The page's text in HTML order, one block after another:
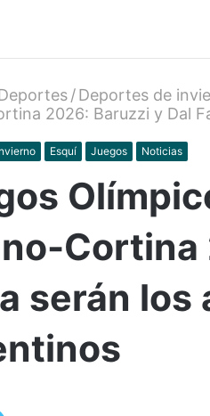
/Deportes de
2026: Baruzzi y Dal
Esquí Juegos Noticias
Cortina
serán los